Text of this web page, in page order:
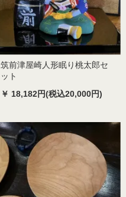
筑前津屋崎人形眠り桃太郎セ
ット
￥ 18,182円(税込20,000円)